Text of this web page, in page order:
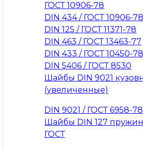
ГОСТ 10906-78
DIN 434 / ГОСТ 10906-78
DIN 125 / ГОСТ 11371-78
DIN 463 / ГОСТ 13463-77
DIN 433 / ГОСТ 10450-78
DIN 5406 / ГОСТ 8530
Шайбы DIN 9021
(увеличенные)
DIN 9021 / ГОСТ 6958-78
Шайбы DIN 127
ГОСТ